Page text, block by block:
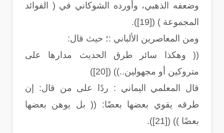
وضعفه الذهبي، وأورده الشوكاني في ( الفوائد
المجموعة ) ([19]).
ومن المعاصرين الألباني :؛ حيث قال:
(( وهكذا سائر طرق الحديث مدارها على
متروكين أو مجهولين..)) ([20])
قال المعلمي اليماني : ردًا على من قال: إن
طرقه يقوي بعضها بعضًا: (( بل يوهن بعضها
بعضًا )) ([21]).